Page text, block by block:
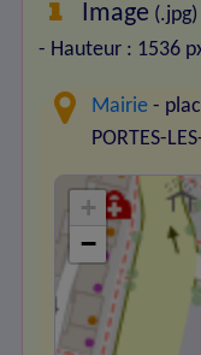
Image
- Hauteur : 1536
Mairie -
PORTES-
+
−